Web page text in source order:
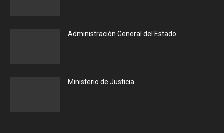
Administración General del Estado
Ministerio de Justicia